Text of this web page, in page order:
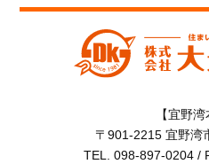
【宜野湾
〒901-2215 宜野湾
TEL. 098-897-0204 /